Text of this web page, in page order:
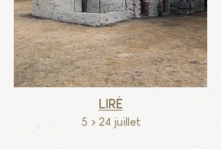
Liré
5 > 24 juillet